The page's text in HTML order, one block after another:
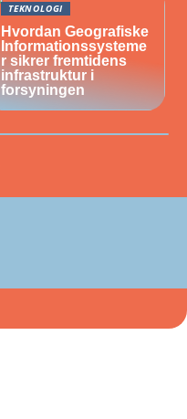
TEKNOLOGI
Hvordan Geografiske
Informationssysteme
r sikrer fremtidens
infrastruktur i
forsyningen